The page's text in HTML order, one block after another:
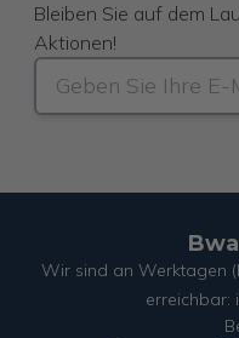
Bleiben Sie auf dem
Aktionen!
Wir sind an Werktagen
erreichbar: